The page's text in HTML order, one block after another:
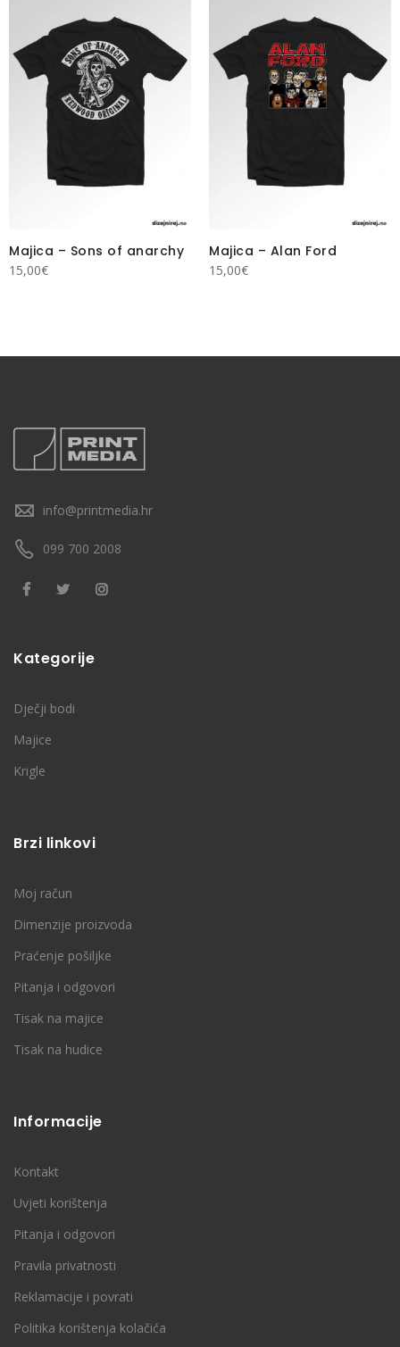
Majica – Sons of anarchy
15,00€
Majica – Alan Ford
15,00€
info@printmedia.hr
099 700 2008
Kategorije
Dječji bodi
Majice
Krigle
Brzi linkovi
Moj račun
Dimenzije proizvoda
Praćenje pošiljke
Pitanja i odgovori
Tisak na majice
Tisak na hudice
Informacije
Kontakt
Uvjeti korištenja
Pitanja i odgovori
Pravila privatnosti
Reklamacije i povrati
Politika korištenja kolačića